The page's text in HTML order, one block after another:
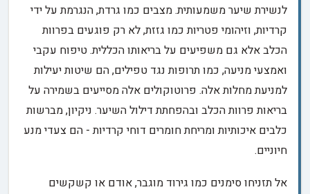
לנשירת שיער משמעותית. מצבים כמו גרדת, הנגרמת על ידי
קרדיות, וזיהומי פטריות כמו גזזת, לא רק פוגעים בפרוות
הכלב אלא גם משפיעים על בריאותו הכללית. טיפוח עקבי
ואמצעי מניעה, כמו תרופות נגד טפילים, הם שיטות יעילות
למניעת מחלות אלה. פרוטוקולים אלה מסייעים בשמירה על
בריאות פרוות הכלב ובהפחתת דילול השיער. ניקיון, מברשות
כלבים איכותיות ומריחת חומרים דוחי קרדיות - הם צעדי מנע
חיוניים.
אל תזניחו סימנים כמו גירוד מוגבר, אודם או קשקשים